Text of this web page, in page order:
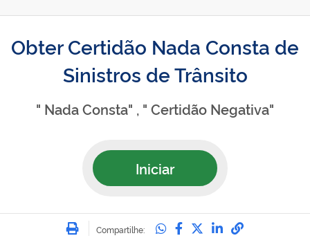
Obter Certidão Nada Consta de
Sinistros de Trânsito
" Nada Consta" , " Certidão Negativa"
Iniciar
Imprimir
Compartilhe: Compartilhe no
Compartilhe no
Compartilhe no
Compartilhe